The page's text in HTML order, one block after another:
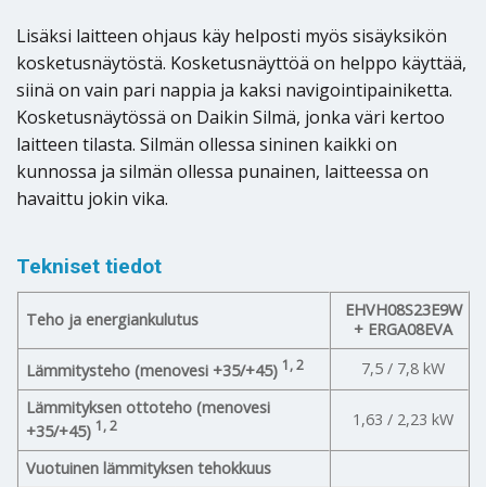
Lisäksi laitteen ohjaus käy helposti myös sisäyksikön
kosketusnäytöstä. Kosketusnäyttöä on helppo käyttää,
siinä on vain pari nappia ja kaksi navigointipainiketta.
Kosketusnäytössä on Daikin Silmä, jonka väri kertoo
laitteen tilasta. Silmän ollessa sininen kaikki on
kunnossa ja silmän ollessa punainen, laitteessa on
havaittu jokin vika.
Tekniset tiedot
Teho ja energiankulutus
EHVH08S23E9W
+ ERGA08EVA
Lämmitysteho (menovesi +35/+45) 1, 2
7,5 / 7,8 kW
Lämmityksen ottoteho (menovesi
+35/+45) 1, 2 1,63 / 2,23 kW
Vuotuinen lämmityksen tehokkuus